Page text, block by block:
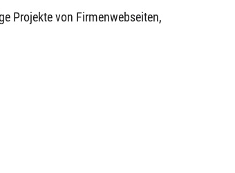
Projekte von Firmenwebseiten,